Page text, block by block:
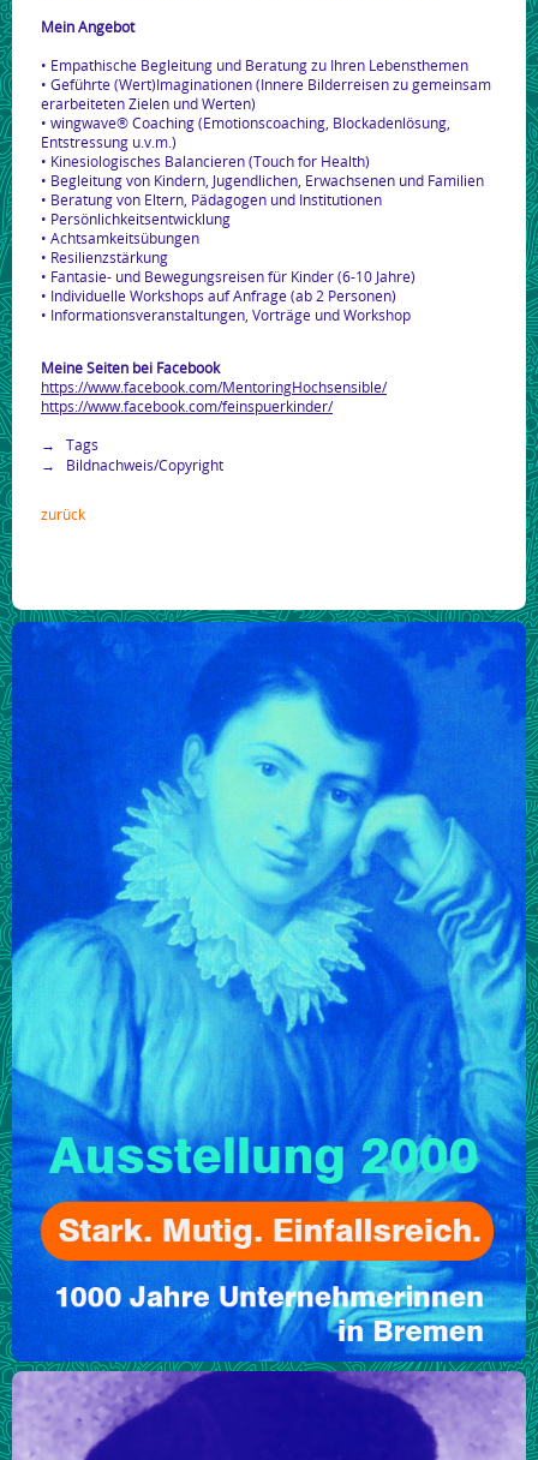
Mein Angebot
• Empathische Begleitung und Beratung zu Ihren Lebensthemen
• Geführte (Wert)Imaginationen (Innere Bilderreisen zu gemeinsam
erarbeiteten Zielen und Werten)
• wingwave® Coaching (Emotionscoaching, Blockadenlösung,
Entstressung u.v.m.)
• Kinesiologisches Balancieren (Touch for Health)
• Begleitung von Kindern, Jugendlichen, Erwachsenen und Familien
• Beratung von Eltern, Pädagogen und Institutionen
• Persönlichkeitsentwicklung
• Achtsamkeitsübungen
• Resilienzstärkung
• Fantasie- und Bewegungsreisen für Kinder (6-10 Jahre)
• Individuelle Workshops auf Anfrage (ab 2 Personen)
• Informationsveranstaltungen, Vorträge und Workshop
Meine Seiten bei Facebook
https://www.facebook.com/MentoringHochsensible/
https://www.facebook.com/feinspuerkinder/
Tags
Bildnachweis/Copyright
zurück